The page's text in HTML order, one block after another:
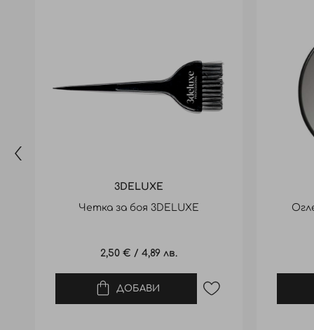
3DELUXE
Четка за боя 3DELUXE
2,50 € / 4,89 лв.
ДОБАВИ